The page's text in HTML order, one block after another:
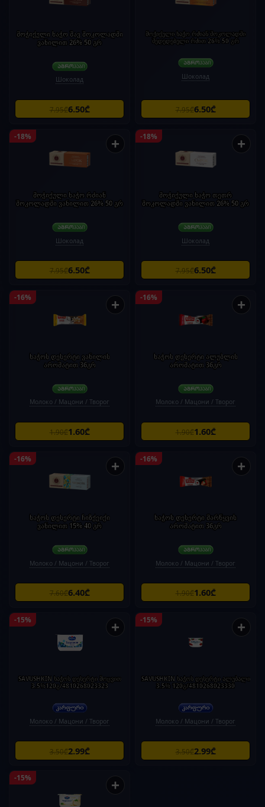
მოჭიქული ხაჭო შავ შოკოლადში
ვანილით 26% 50 გრ
Шоколад
7.95₾6.50₾
მოჭიქული ხაჭო რძიან შოკოლადში
შედედებული რძით 26% 50 გრ
Шоколад
7.95₾6.50₾
-18% +
მოჭიქული ხაჭო რძიან
შოკოლადში ვანილით 26% 50 გრ
Шоколад
7.95₾6.50₾
-18% +
მოჭიქული ხაჭო თეთრ
შოკოლადში ვანილით 26% 50 გრ
Шоколад
7.95₾6.50₾
-16% +
ხაჭოს დესერტი ვანილის
არომატით 36გრ
Молоко / Мацони / Творог
1.90₾1.60₾
-16% +
ხაჭოს დესერტი ალუბლის
არომატით 36გრ
Молоко / Мацони / Творог
1.90₾1.60₾
-16% +
ხაჭოს დესერტი ჩიზქეიქი
ვანილით 15% 40 გრ
Молоко / Мацони / Творог
7.60₾6.40₾
-16% +
ხაჭოს დესერტი მარწყვის
არომატით 36გრ
Молоко / Мацони / Творог
1.90₾1.60₾
-15% +
SAVUSHKIN ხაჭოს დესერტი მოცვით
3.5%120გ/4810268023323
Молоко / Мацони / Творог
3.50₾2.99₾
-15% +
SAVUSHKIN ხაჭოს დესერტი ალუბალი
3.5% 120გ/4810268023330
Молоко / Мацони / Творог
3.50₾2.99₾
-15% +